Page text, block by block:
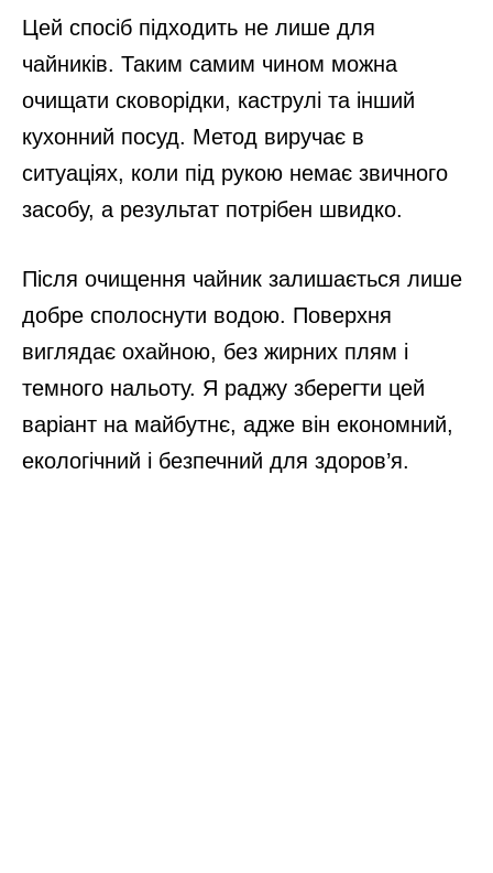
Цей спосіб підходить не лише для
чайників. Таким самим чином можна
очищати сковорідки, каструлі та інший
кухонний посуд. Метод виручає в
ситуаціях, коли під рукою немає звичного
засобу, а результат потрібен швидко.
Після очищення чайник залишається лише
добре сполоснути водою. Поверхня
виглядає охайною, без жирних плям і
темного нальоту. Я раджу зберегти цей
варіант на майбутнє, адже він економний,
екологічний і безпечний для здоров’я.